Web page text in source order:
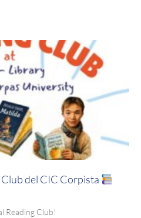
del CIC Corpista
Reading Club!